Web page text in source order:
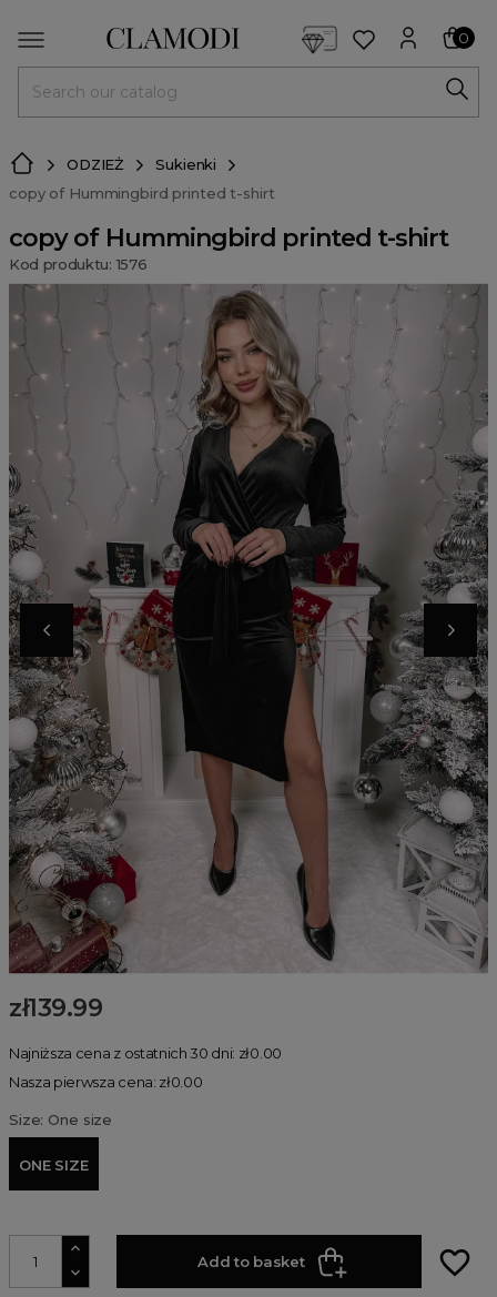
0
ODZIEŻ
Sukienki
copy of Hummingbird printed t-shirt
copy of Hummingbird printed t-shirt
Kod produktu: 1576
zł139.99
Najniższa cena z ostatnich 30 dni: zł0.00
Nasza pierwsza cena: zł0.00
Size: One size
ONE SIZE
Add to basket favorite_border